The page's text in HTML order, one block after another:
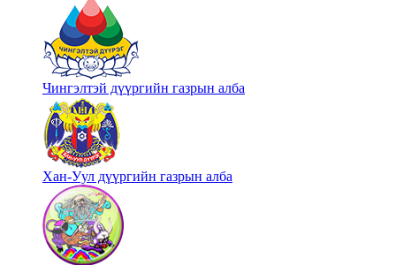
Чингэлтэй дүүргийн газрын алба
Хан-Уул дүүргийн газрын алба